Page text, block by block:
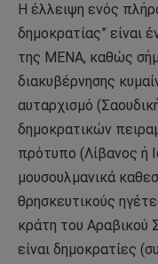
Η έλλειψη ενός
δημοκρατίας” είναι
της MENA, καθώς
διακυβέρνησης
αυταρχισμό
δημοκρατικών
πρότυπο (Λίβανος ή
μουσουλμανικά
θρησκευτικούς
κράτη του Αραβικού
είναι δημοκρατίες